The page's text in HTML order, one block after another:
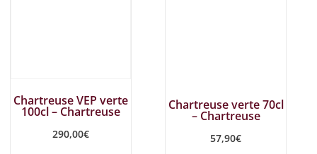
Chartreuse VEP verte
100cl – Chartreuse
290,00€
Chartreuse verte 70cl
– Chartreuse
57,90€